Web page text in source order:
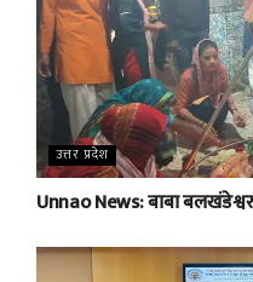
उत्तर प्रदेश
Unnao News: बाबा